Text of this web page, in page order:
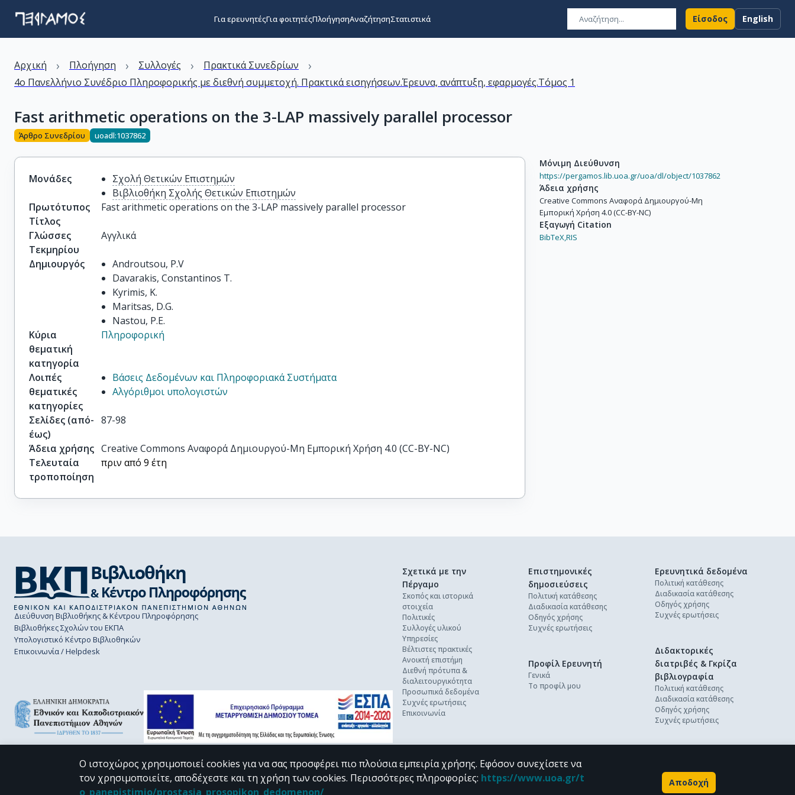
Για ερευνητέςΓια φοιτητέςΠλοήγησηΑναζήτησηΣτατιστικά Είσοδος English
Αρχική › Πλοήγηση › Συλλογές › Πρακτικά Συνεδρίων ›
4ο Πανελλήνιο Συνέδριο Πληροφορικής με διεθνή συμμετοχή. Πρακτικά εισηγήσεων.Έρευνα, ανάπτυξη, εφαρμογές.Τόμος 1
Fast arithmetic operations on the 3-LAP massively parallel processor
Άρθρο Συνεδρίου uoadl:1037862
Μονάδες
Σχολή Θετικών Επιστημών
Βιβλιοθήκη Σχολής Θετικών Επιστημών
Πρωτότυπος
Τίτλος
Fast arithmetic operations on the 3-LAP massively parallel processor
Γλώσσες
Τεκμηρίου
Αγγλικά
Δημιουργός
Androutsou, P.V
Davarakis, Constantinos T.
Kyrimis, K.
Maritsas, D.G.
Nastou, P.E.
Κύρια
θεματική
κατηγορία
Πληροφορική
Λοιπές
θεματικές
κατηγορίες
Βάσεις Δεδομένων και Πληροφοριακά Συστήματα
Αλγόριθμοι υπολογιστών
Σελίδες (από-
έως)
87-98
Άδεια χρήσης Creative Commons Αναφορά Δημιουργού-Μη Εμπορική Χρήση 4.0 (CC-BY-NC)
Τελευταία
τροποποίηση
πριν από 9 έτη
Μόνιμη Διεύθυνση
https://pergamos.lib.uoa.gr/uoa/dl/object/1037862
Άδεια χρήσης
Creative Commons Αναφορά Δημιουργού-Μη
Εμπορική Χρήση 4.0 (CC-BY-NC)
Εξαγωγή Citation
BibTeX,RIS
Διεύθυνση Βιβλιοθήκης & Κέντρου Πληροφόρησης
Βιβλιοθήκες Σχολών του ΕΚΠΑ
Υπολογιστικό Κέντρο Βιβλιοθηκών
Επικοινωνία / Helpdesk
Σχετικά με την
Πέργαμο
Σκοπός και ιστορικά
στοιχεία
Πολιτικές
Συλλογές υλικού
Υπηρεσίες
Βέλτιστες πρακτικές
Ανοικτή επιστήμη
Διεθνή πρότυπα &
διαλειτουργικότητα
Προσωπικά δεδομένα
Συχνές ερωτήσεις
Επικοινωνία
Επιστημονικές
δημοσιεύσεις
Πολιτική κατάθεσης
Διαδικασία κατάθεσης
Οδηγός χρήσης
Συχνές ερωτήσεις
Ερευνητικά δεδομένα
Πολιτική κατάθεσης
Διαδικασία κατάθεσης
Οδηγός χρήσης
Συχνές ερωτήσεις
Διδακτορικές
διατριβές & Γκρίζα
βιβλιογραφία
Πολιτική κατάθεσης
Διαδικασία κατάθεσης
Οδηγός χρήσης
Συχνές ερωτήσεις
Προφίλ Ερευνητή
Γενικά
Το προφίλ μου
CC BY-NC 4.0
Ο ιστοχώρος χρησιμοποιεί cookies για να σας προσφέρει πιο πλούσια εμπειρία χρήσης. Εφόσον συνεχίσετε να
τον χρησιμοποιείτε, αποδέχεστε και τη χρήση των cookies. Περισσότερες πληροφορίες: https://www.uoa.gr/t
o_panepistimio/prostasia_prosopikon_dedomenon/
Αποδοχή